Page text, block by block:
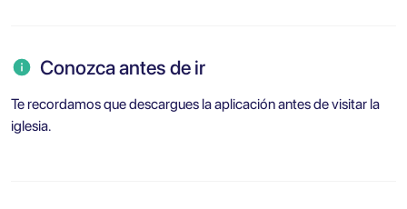
Conozca antes de ir
Te recordamos que descargues la aplicación antes de visitar la
iglesia.